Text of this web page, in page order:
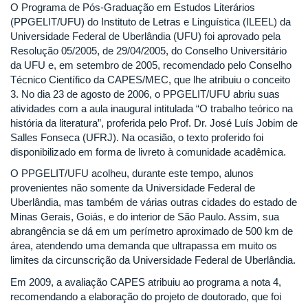
O Programa de Pós-Graduação em Estudos Literários
(PPGELIT/UFU) do Instituto de Letras e Linguística (ILEEL) da
Universidade Federal de Uberlândia (UFU) foi aprovado pela
Resolução 05/2005, de 29/04/2005, do Conselho Universitário
da UFU e, em setembro de 2005, recomendado pelo Conselho
Técnico Científico da CAPES/MEC, que lhe atribuiu o conceito
3. No dia 23 de agosto de 2006, o PPGELIT/UFU abriu suas
atividades com a aula inaugural intitulada “O trabalho teórico na
história da literatura”, proferida pelo Prof. Dr. José Luís Jobim de
Salles Fonseca (UFRJ). Na ocasião, o texto proferido foi
disponibilizado em forma de livreto à comunidade acadêmica.
O PPGELIT/UFU acolheu, durante este tempo, alunos
provenientes não somente da Universidade Federal de
Uberlândia, mas também de várias outras cidades do estado de
Minas Gerais, Goiás, e do interior de São Paulo. Assim, sua
abrangência se dá em um perímetro aproximado de 500 km de
área, atendendo uma demanda que ultrapassa em muito os
limites da circunscrição da Universidade Federal de Uberlândia.
Em 2009, a avaliação CAPES atribuiu ao programa a nota 4,
recomendando a elaboração do projeto de doutorado, que foi